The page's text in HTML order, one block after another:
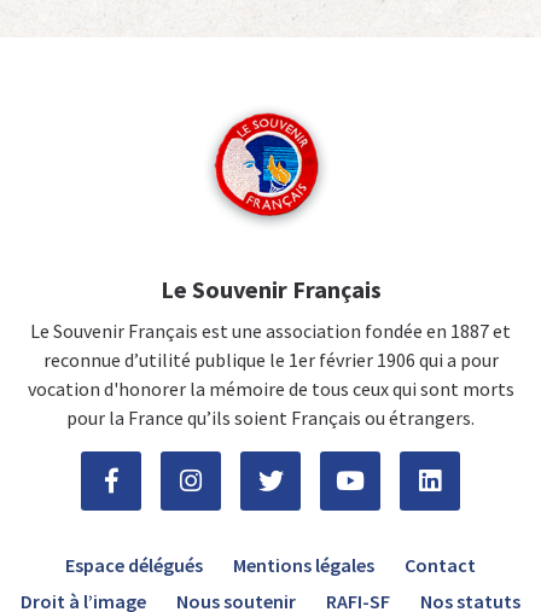
Le Souvenir Français
Le Souvenir Français est une association fondée en 1887 et
reconnue d’utilité publique le 1er février 1906 qui a pour
vocation d'honorer la mémoire de tous ceux qui sont morts
pour la France qu’ils soient Français ou étrangers.
Espace délégués Mentions légales
Contact
Droit à l’image
Nous soutenir RAFI-SF Nos statuts